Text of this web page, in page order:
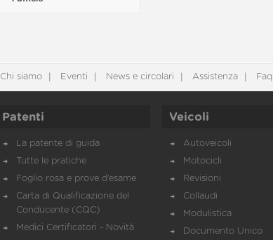
Chi siamo Eventi News e circolari Assistenza Faq
Patenti
La patente di guida
Tutte le pratiche
Foglio rosa e prove d’esame
Carta di Qualificazione del
Conducente (CQC)
Medici Certificatori - Novità
Veicoli
Autoveicoli
Motocicli
Revisioni
Collaudi
Modulistica
Documento Unico